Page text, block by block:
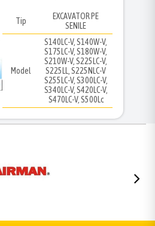
S470LC-V, S500Lc
Tip
EXCAVATOR PE
SENILE
Model
S140LC-V, S140W-V,
S175LC-V, S180W-V,
S210W-V, S225LC-V,
S225LL, S225NLC-V
S255LC-V, S300LC-V,
S340LC-V, S420LC-V,
S470LC-V, S500Lc